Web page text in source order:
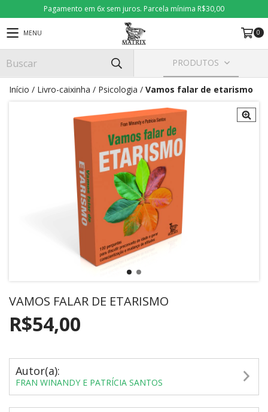
Pagamento em 6x sem juros. Parcela mínima R$30,00
MENU 0
PRODUTOS
Início / Livro-caixinha / Psicologia / Vamos falar de etarismo
VAMOS FALAR DE ETARISMO
R$54,00
Autor(a):
FRAN WINANDY E PATRÍCIA SANTOS